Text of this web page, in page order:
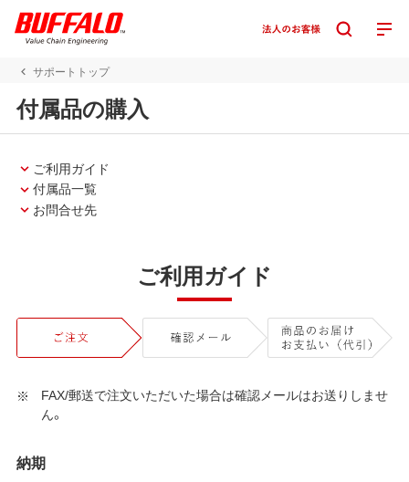
サポートトップ
付属品の購入
ご利用ガイド
付属品一覧
お問合せ先
ご利用ガイド
FAX/郵送で注文いただいた場合は確認メールはお送りしませ
ん。
納期